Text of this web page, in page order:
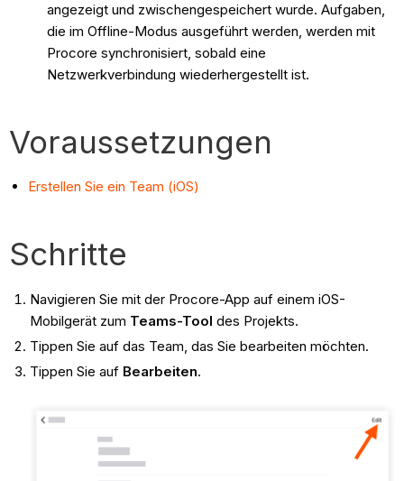
angezeigt und zwischengespeichert wurde. Aufgaben,
die im Offline-Modus ausgeführt werden, werden mit
Procore synchronisiert, sobald eine
Netzwerkverbindung wiederhergestellt ist.
Voraussetzungen
Erstellen Sie ein Team (iOS)
Schritte
Navigieren Sie mit der Procore-App auf einem iOS-
Mobilgerät zum Teams-Tool des Projekts.
Tippen Sie auf das Team, das Sie bearbeiten möchten.
Tippen Sie auf Bearbeiten.